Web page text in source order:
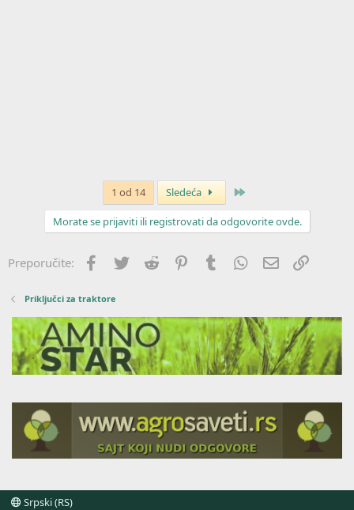
1 od 14 Sledeća
Morate se prijaviti ili registrovati da odgovorite ovde.
Preporučite: Facebook
Twitter Reddit PinterestTumblr WhatsApp
Imejl
Priključci za traktore
Srpski (RS)